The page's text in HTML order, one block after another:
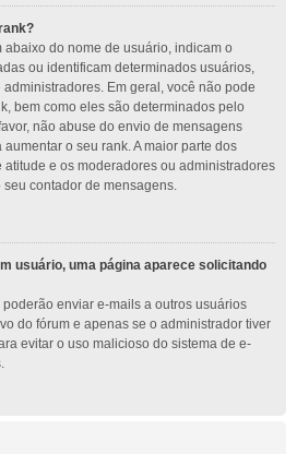
abaixo do nome de usuário, indicam o
ou identificam determinados usuários,
Em geral, você não pode
bem como eles são determinados pelo
não abuse do envio de mensagens
o seu rank. A maior parte dos
atitude e os moderadores ou administradores
contador de mensagens.
usuário, uma página aparece solicitando
enviar e-mails a outros usuários
do fórum e apenas se o administrador tiver
evitar o uso malicioso do sistema de e-